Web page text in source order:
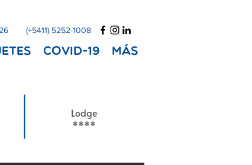
(+5411) 5252-1008
COVID-19 Más
Lodge
****